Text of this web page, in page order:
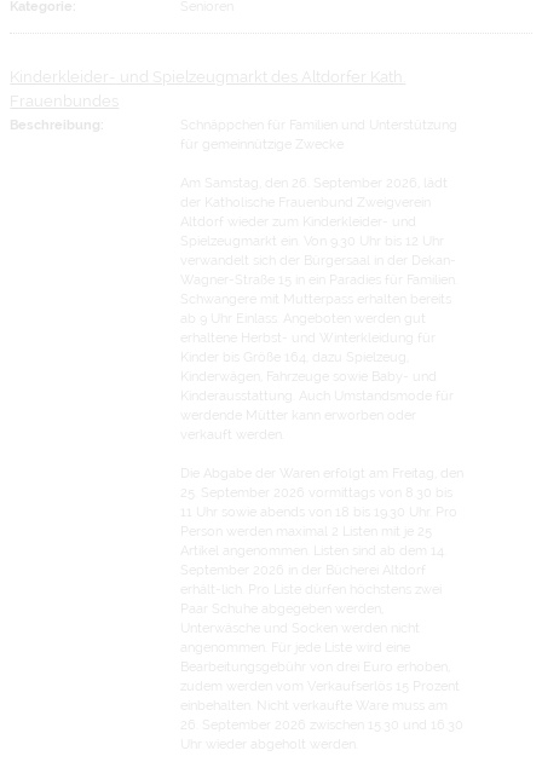
Kategorie:
Kinderkleider- und Spielzeugmarkt des Altdorfer Kath.
Beschreibung:
Schnäppchen für Familien und Unterstützung
für gemeinnützige Zwecke
Am Samstag, den 26. September 2026, lädt
der Katholische Frauenbund Zweigverein
Altdorf wieder zum Kinderkleider- und
Spielzeugmarkt ein. Von 9.30 Uhr bis 12 Uhr
verwandelt sich der Bürgersaal in der Dekan-
Wagner-Straße 15 in ein Paradies für Familien.
Schwangere mit Mutterpass erhalten bereits
ab 9 Uhr Einlass. Angeboten werden gut
erhaltene Herbst- und Winterkleidung für
Kinder bis Größe 164, dazu Spielzeug,
Kinderwägen, Fahrzeuge sowie Baby- und
Kinderausstattung. Auch Umstandsmode für
werdende Mütter kann erworben oder
verkauft werden.
Die Abgabe der Waren erfolgt am Freitag, den
25. September 2026 vormittags von 8.30 bis
11 Uhr sowie abends von 18 bis 19.30 Uhr. Pro
Person werden maximal 2 Listen mit je 25
Artikel angenommen. Listen sind ab dem 14.
September 2026 in der Bücherei Altdorf
erhält-lich. Pro Liste dürfen höchstens zwei
Paar Schuhe abgegeben werden,
Unterwäsche und Socken werden nicht
angenommen. Für jede Liste wird eine
Bearbeitungsgebühr von drei Euro erhoben,
zudem werden vom Verkaufserlös 15 Prozent
einbehalten. Nicht verkaufte Ware muss am
26. September 2026 zwischen 15.30 und 16.30
Uhr wieder abgeholt werden.